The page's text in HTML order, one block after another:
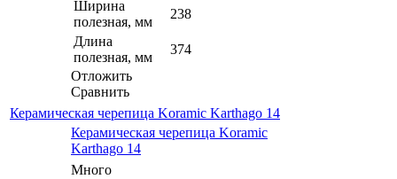
Ширина
полезная, мм
238
Длина
полезная, мм
374
Отложить
Сравнить
Керамическая черепица Koramic Karthago 14
Керамическая черепица Koramic
Karthago 14
Много